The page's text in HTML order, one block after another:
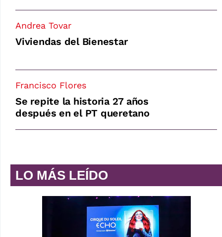
Andrea Tovar
Viviendas del Bienestar
Francisco Flores
Se repite la historia 27 años
después en el PT queretano
LO MÁS LEÍDO